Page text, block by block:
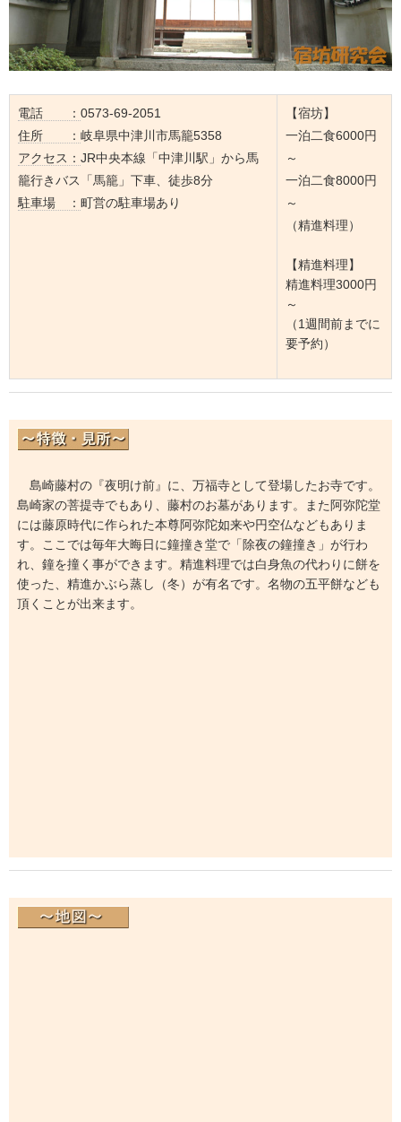
電話 ： 0573-69-2051
住所 ： 岐阜県中津川市馬籠5358
アクセス： JR中央本線「中津川駅」から馬
籠行きバス「馬籠」下車、徒歩8分
駐車場 ： 町営の駐車場あり
【宿坊】
一泊二食6000円
～
一泊二食8000円
～
（精進料理）
【精進料理】
精進料理3000円
～
（1週間前までに
要予約）
島崎藤村の『夜明け前』に、万福寺として登場したお寺です。
島崎家の菩提寺でもあり、藤村のお墓があります。また阿弥陀堂
には藤原時代に作られた本尊阿弥陀如来や円空仏などもありま
す。ここでは毎年大晦日に鐘撞き堂で「除夜の鐘撞き」が行わ
れ、鐘を撞く事ができます。精進料理では白身魚の代わりに餅を
使った、精進かぶら蒸し（冬）が有名です。名物の五平餅なども
頂くことが出来ます。